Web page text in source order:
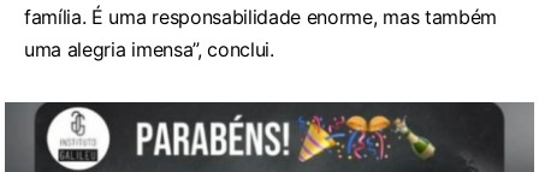
família. É uma responsabilidade enorme, mas também
uma alegria imensa”, conclui.